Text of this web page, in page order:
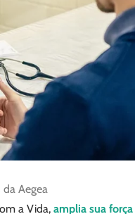
Aegea
a Vida, amplia sua força